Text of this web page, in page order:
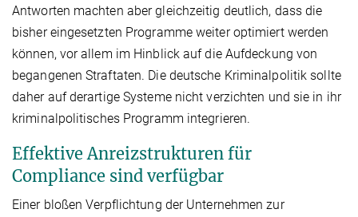
Antworten machten aber gleichzeitig deutlich, dass die
bisher eingesetzten Programme weiter optimiert werden
können, vor allem im Hinblick auf die Aufdeckung von
begangenen Straftaten. Die deutsche Kriminalpolitik sollte
daher auf derartige Systeme nicht verzichten und sie in ihr
kriminalpolitisches Programm integrieren.
Effektive Anreizstrukturen für
Compliance sind verfügbar
Einer bloßen Verpflichtung der Unternehmen zur